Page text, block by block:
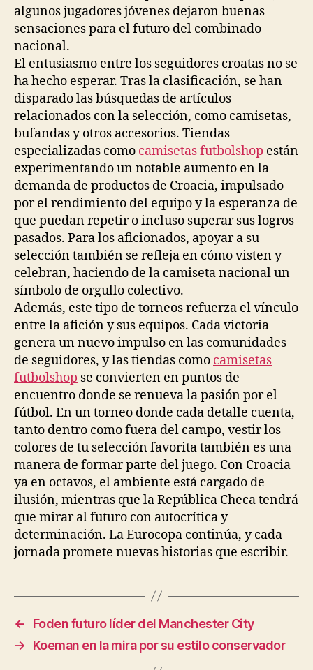
algunos jugadores jóvenes dejaron buenas
sensaciones para el futuro del combinado
nacional.
El entusiasmo entre los seguidores croatas no se
ha hecho esperar. Tras la clasificación, se han
disparado las búsquedas de artículos
relacionados con la selección, como camisetas,
bufandas y otros accesorios. Tiendas
especializadas como camisetas futbolshop están
experimentando un notable aumento en la
demanda de productos de Croacia, impulsado
por el rendimiento del equipo y la esperanza de
que puedan repetir o incluso superar sus logros
pasados. Para los aficionados, apoyar a su
selección también se refleja en cómo visten y
celebran, haciendo de la camiseta nacional un
símbolo de orgullo colectivo.
Además, este tipo de torneos refuerza el vínculo
entre la afición y sus equipos. Cada victoria
genera un nuevo impulso en las comunidades
de seguidores, y las tiendas como camisetas
futbolshop se convierten en puntos de
encuentro donde se renueva la pasión por el
fútbol. En un torneo donde cada detalle cuenta,
tanto dentro como fuera del campo, vestir los
colores de tu selección favorita también es una
manera de formar parte del juego. Con Croacia
ya en octavos, el ambiente está cargado de
ilusión, mientras que la República Checa tendrá
que mirar al futuro con autocrítica y
determinación. La Eurocopa continúa, y cada
jornada promete nuevas historias que escribir.
←
Foden futuro líder del Manchester City
→
Koeman en la mira por su estilo conservador